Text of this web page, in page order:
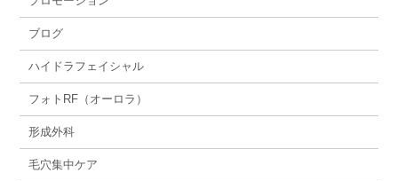
ブログ
ハイドラフェイシャル
フォトRF（オーロラ）
形成外科
毛穴集中ケア